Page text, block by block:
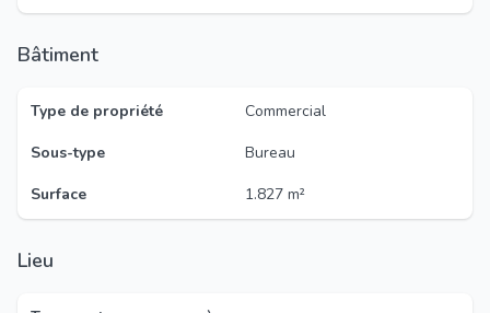
Bâtiment
Type de propriété
Commercial
Sous-type
Bureau
Surface
1.827 m²
Lieu